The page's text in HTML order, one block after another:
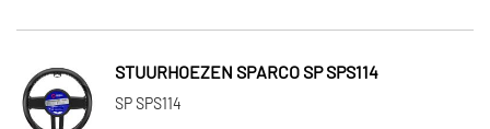
STUURHOEZEN SPARCO SP SPS114
SP SPS114